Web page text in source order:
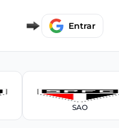
Entrar
SAO